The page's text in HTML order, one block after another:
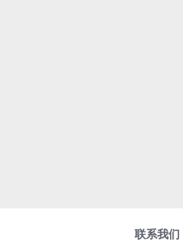
联系我们